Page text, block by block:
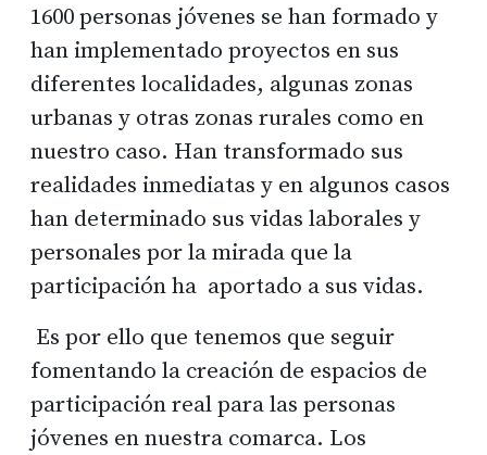
1600 personas jóvenes se han formado y
han implementado proyectos en sus
diferentes localidades, algunas zonas
urbanas y otras zonas rurales como en
nuestro caso. Han transformado sus
realidades inmediatas y en algunos casos
han determinado sus vidas laborales y
personales por la mirada que la
participación ha aportado a sus vidas.
Es por ello que tenemos que seguir
fomentando la creación de espacios de
participación real para las personas
jóvenes en nuestra comarca. Los